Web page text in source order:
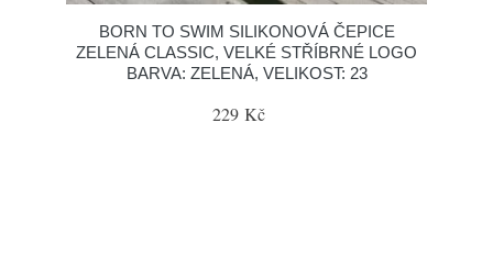
BORN TO SWIM SILIKONOVÁ ČEPICE
ZELENÁ CLASSIC, VELKÉ STŘÍBRNÉ LOGO
BARVA: ZELENÁ, VELIKOST: 23
229 Kč